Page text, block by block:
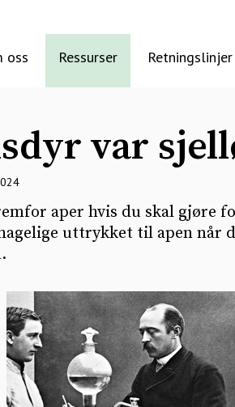
oss Ressurser Retningslinjer
var
aper hvis du skal gjøre
uttrykket til apen når